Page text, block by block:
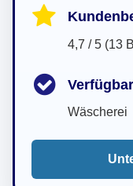
4,7 / 5 (13
Wäscherei